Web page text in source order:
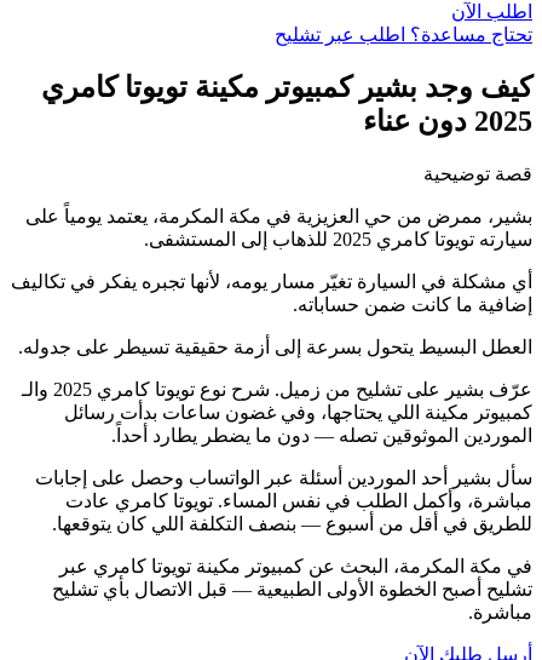
اطلب الآن
تحتاج مساعدة؟ اطلب عبر تشليح
كيف وجد بشير كمبيوتر مكينة تويوتا كامري
2025 دون عناء
قصة توضيحية
بشير، ممرض من حي العزيزية في مكة المكرمة، يعتمد يومياً على
سيارته تويوتا كامري 2025 للذهاب إلى المستشفى.
أي مشكلة في السيارة تغيّر مسار يومه، لأنها تجبره يفكر في تكاليف
إضافية ما كانت ضمن حساباته.
العطل البسيط يتحول بسرعة إلى أزمة حقيقية تسيطر على جدوله.
عرّف بشير على تشليح من زميل. شرح نوع تويوتا كامري 2025 والـ
كمبيوتر مكينة اللي يحتاجها، وفي غضون ساعات بدأت رسائل
الموردين الموثوقين تصله — دون ما يضطر يطارد أحداً.
سأل بشير أحد الموردين أسئلة عبر الواتساب وحصل على إجابات
مباشرة، وأكمل الطلب في نفس المساء. تويوتا كامري عادت
للطريق في أقل من أسبوع — بنصف التكلفة اللي كان يتوقعها.
في مكة المكرمة، البحث عن كمبيوتر مكينة تويوتا كامري عبر
تشليح أصبح الخطوة الأولى الطبيعية — قبل الاتصال بأي تشليح
مباشرة.
أرسل طلبك الآن